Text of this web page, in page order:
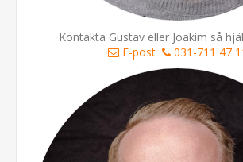
Kontakta Gustav eller Joakim så
E-post
031-711 47